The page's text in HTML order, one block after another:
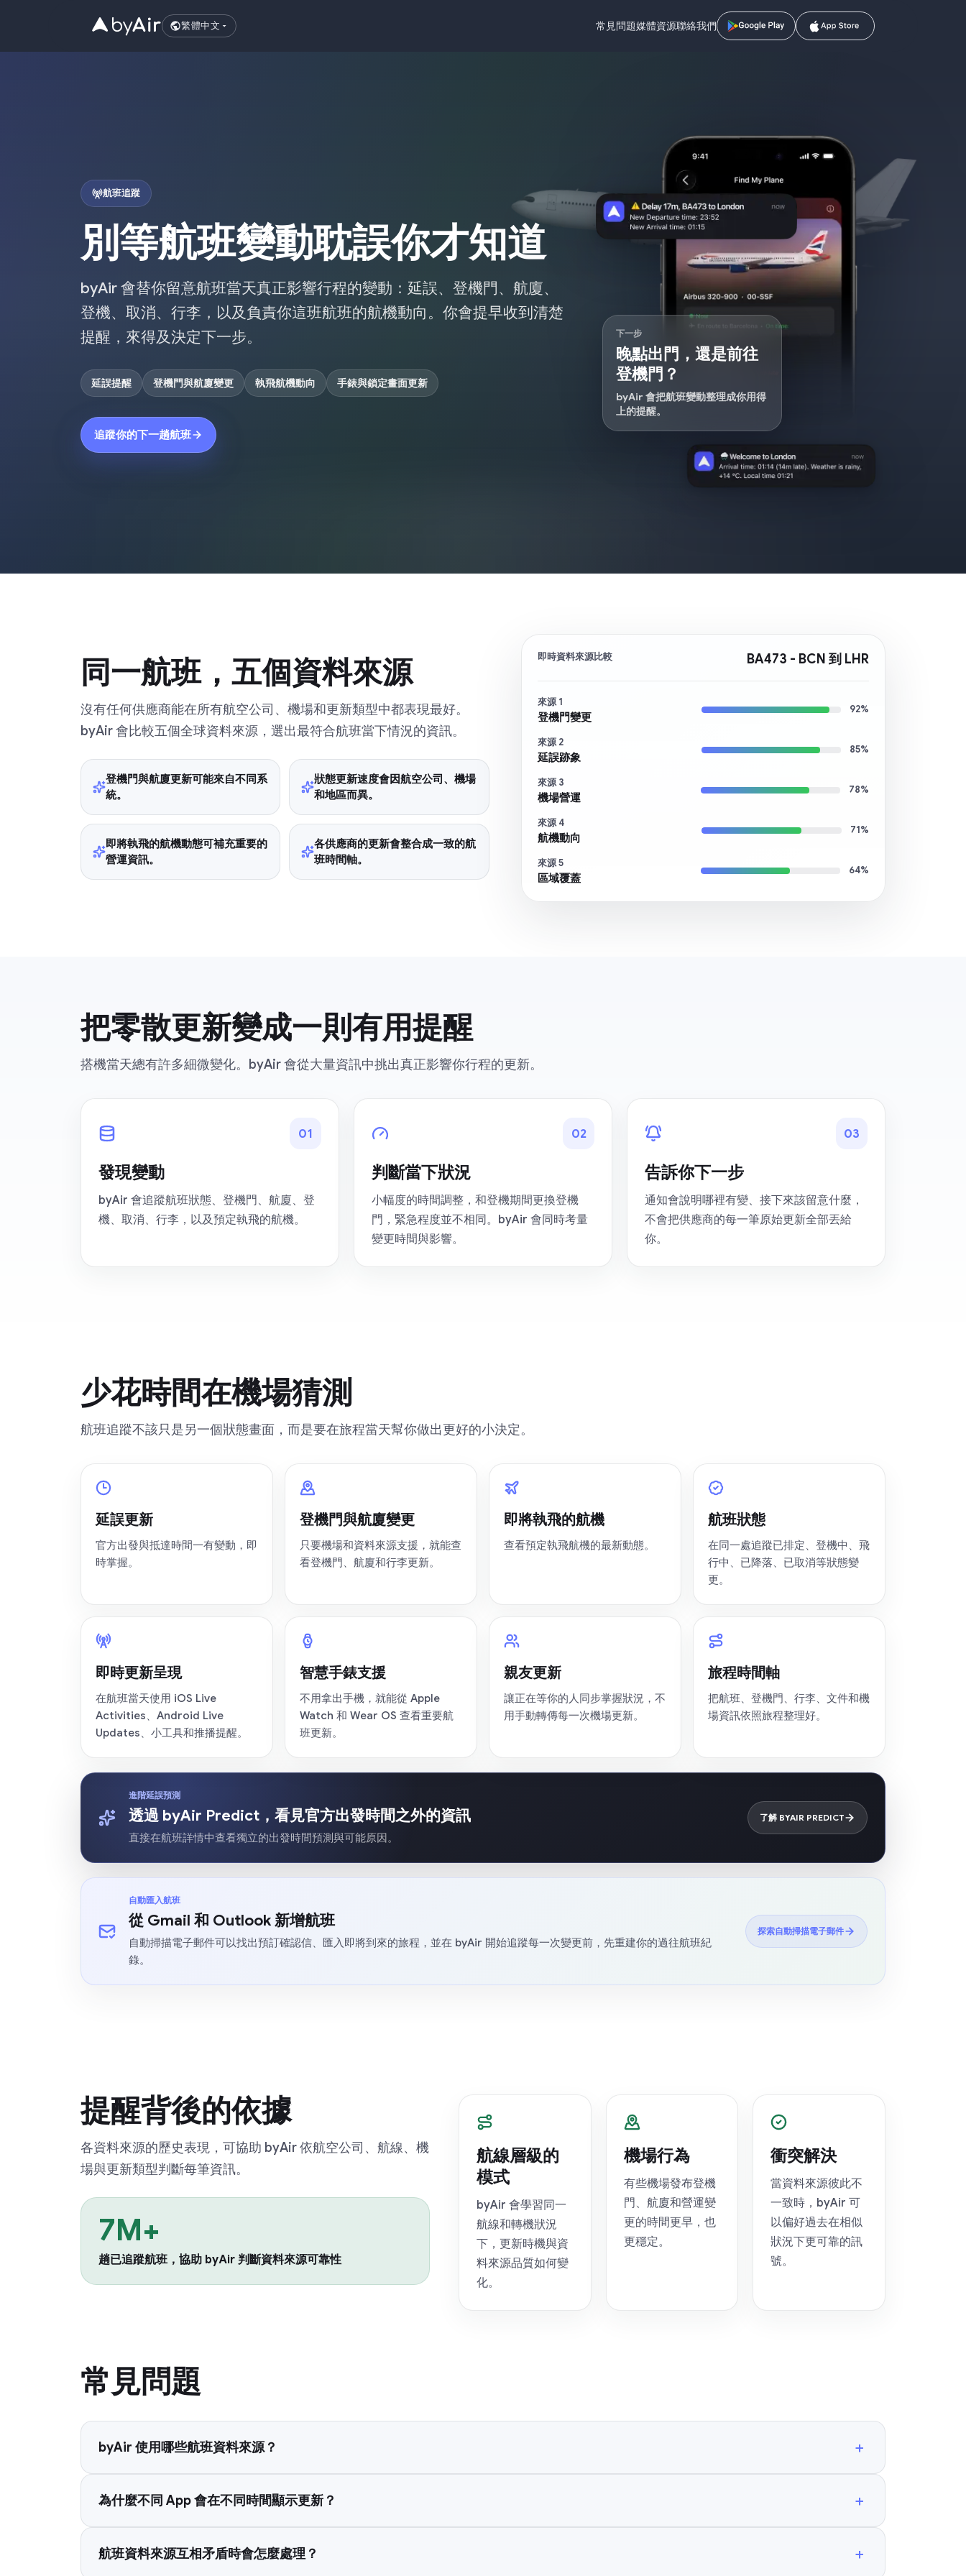
繁體中文 常見問題媒體資源聯絡我們
航班追蹤
別等航班變動耽誤你才知道
byAir 會替你留意航班當天真正影響行程的變動：延誤、登機門、航廈、
登機、取消、行李，以及負責你這班航班的航機動向。你會提早收到清楚
提醒，來得及決定下一步。
延誤提醒 登機門與航廈變更 執飛航機動向 手錶與鎖定畫面更新
追蹤你的下一趟航班
下一步
晚點出門，還是前往
登機門？
byAir 會把航班變動整理成你用得
上的提醒。
同一航班，五個資料來源
沒有任何供應商能在所有航空公司、機場和更新類型中都表現最好。
byAir 會比較五個全球資料來源，選出最符合航班當下情況的資訊。
登機門與航廈更新可能來自不同系
統。
狀態更新速度會因航空公司、機場
和地區而異。
即將執飛的航機動態可補充重要的
營運資訊。
各供應商的更新會整合成一致的航
班時間軸。
即時資料來源比較 BA473 - BCN 到 LHR
來源 1
登機門變更
92%
來源 2
延誤跡象
85%
來源 3
機場營運
78%
來源 4
航機動向
71%
來源 5
區域覆蓋
64%
把零散更新變成一則有用提醒
搭機當天總有許多細微變化。byAir 會從大量資訊中挑出真正影響你行程的更新。
01
發現變動
byAir 會追蹤航班狀態、登機門、航廈、登
機、取消、行李，以及預定執飛的航機。
02
判斷當下狀況
小幅度的時間調整，和登機期間更換登機
門，緊急程度並不相同。byAir 會同時考量
變更時間與影響。
03
告訴你下一步
通知會說明哪裡有變、接下來該留意什麼，
不會把供應商的每一筆原始更新全部丟給
你。
少花時間在機場猜測
航班追蹤不該只是另一個狀態畫面，而是要在旅程當天幫你做出更好的小決定。
延誤更新
官方出發與抵達時間一有變動，即
時掌握。
登機門與航廈變更
只要機場和資料來源支援，就能查
看登機門、航廈和行李更新。
即將執飛的航機
查看預定執飛航機的最新動態。
航班狀態
在同一處追蹤已排定、登機中、飛
行中、已降落、已取消等狀態變
更。
即時更新呈現
在航班當天使用 iOS Live
Activities、Android Live
Updates、小工具和推播提醒。
智慧手錶支援
不用拿出手機，就能從 Apple
Watch 和 Wear OS 查看重要航
班更新。
親友更新
讓正在等你的人同步掌握狀況，不
用手動轉傳每一次機場更新。
旅程時間軸
把航班、登機門、行李、文件和機
場資訊依照旅程整理好。
進階延誤預測
透過 byAir Predict，看見官方出發時間之外的資訊
直接在航班詳情中查看獨立的出發時間預測與可能原因。
了解 BYAIR PREDICT
自動匯入航班
從 Gmail 和 Outlook 新增航班
自動掃描電子郵件可以找出預訂確認信、匯入即將到來的旅程，並在 byAir 開始追蹤每一次變更前，先重建你的過往航班紀
錄。
探索自動掃描電子郵件
提醒背後的依據
各資料來源的歷史表現，可協助 byAir 依航空公司、航線、機
場與更新類型判斷每筆資訊。
7M+
趟已追蹤航班，協助 byAir 判斷資料來源可靠性
航線層級的
模式
byAir 會學習同一
航線和轉機狀況
下，更新時機與資
料來源品質如何變
化。
機場行為
有些機場發布登機
門、航廈和營運變
更的時間更早，也
更穩定。
衝突解決
當資料來源彼此不
一致時，byAir 可
以偏好過去在相似
狀況下更可靠的訊
號。
常見問題
byAir 使用哪些航班資料來源？ +
為什麼不同 App 會在不同時間顯示更新？ +
航班資料來源互相矛盾時會怎麼處理？ +